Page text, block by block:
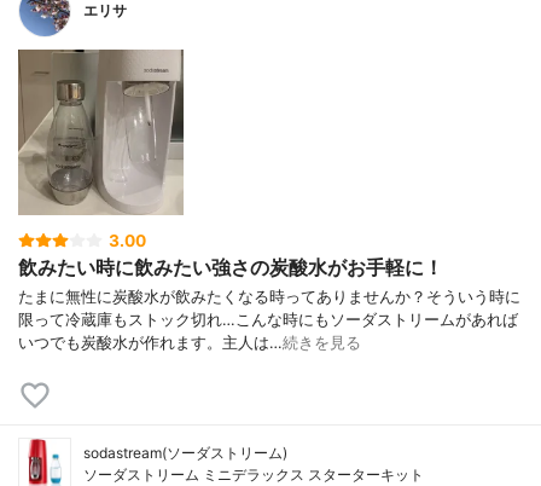
エリサ
3.00
飲みたい時に飲みたい強さの炭酸水がお手軽に！
たまに無性に炭酸水が飲みたくなる時ってありませんか？そういう時に
限って冷蔵庫もストック切れ…こんな時にもソーダストリームがあれば
いつでも炭酸水が作れます。主人は…続きを見る
sodastream(ソーダストリーム)
ソーダストリーム ミニデラックス スターターキット